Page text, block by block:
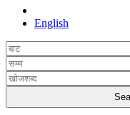
English